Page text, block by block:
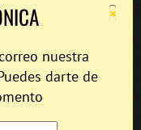
×
nuestra
darte de